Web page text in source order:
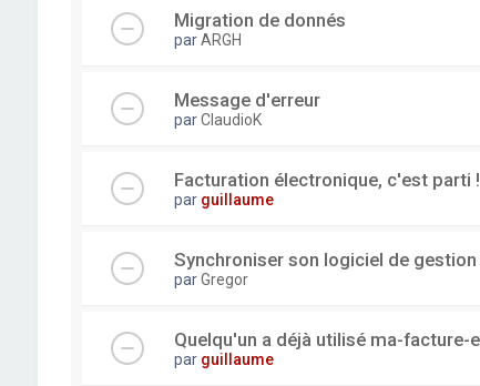
Migration de donnés
parARGH
Message d'erreur
parClaudioK
Facturation électronique, c'est parti !
par guillaume
Synchroniser son logiciel de
parGregor
Quelqu'un a déjà utilisé ma-
par guillaume